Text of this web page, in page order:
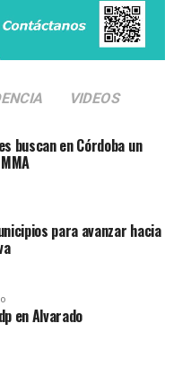
VIDEOS
buscan en Córdoba un
para avanzar hacia
en Alvarado